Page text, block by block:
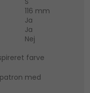
116 mm
Ja
Ja
Nej
farve
patron med